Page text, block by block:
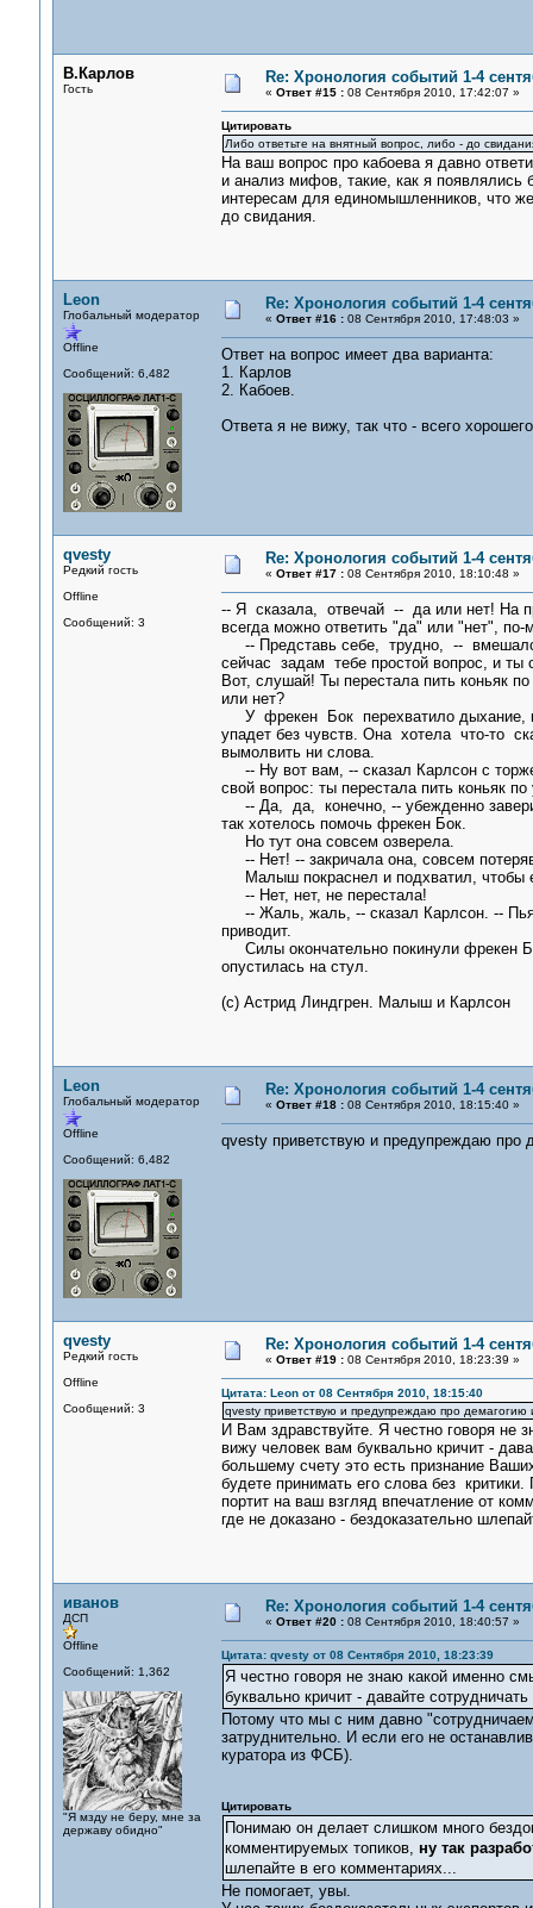
В.Карлов
Гость
Re: Хронология событий 1-4
« Ответ #15 :08 Сентября 2010, 17:42:07 »
Цитировать
Либо ответьте на внятный вопрос, либо - до
На ваш вопрос про кабоева я давно
и анализ мифов, такие, как я появлялись
интересам для единомышленников, что
до свидания.
Leon
Глобальный модератор
Offline
Сообщений: 6,482
Re: Хронология событий 1-4
« Ответ #16 :08 Сентября 2010, 17:48:03 »
Ответ на вопрос имеет два варианта:
1. Карлов
2. Кабоев.
Ответа я не вижу, так что - всего
qvesty
Редкий гость
Offline
Сообщений: 3
Re: Хронология событий 1-4
« Ответ #17 :08 Сентября 2010, 18:10:48 »
-- Я сказала, отвечай -- да или нет! На
всегда можно ответить "да" или "нет", по-
-- Представь себе, трудно, --
сейчас задам тебе простой вопрос, и ты
Вот, слушай! Ты перестала пить коньяк
или нет?
У фрекен Бок перехватило дыхание,
упадет без чувств. Она хотела что-то
вымолвить ни слова.
-- Ну вот вам, -- сказал Карлсон с
свой вопрос: ты перестала пить коньяк по
-- Да, да, конечно, -- убежденно
так хотелось помочь фрекен Бок.
Но тут она совсем озверела.
-- Нет! -- закричала она, совсем
Малыш покраснел и подхватил, чтобы
-- Нет, нет, не перестала!
-- Жаль, жаль, -- сказал Карлсон. --
приводит.
Силы окончательно покинули фрекен
опустилась на стул.
(c) Астрид Линдгрен. Малыш и Карлсон
Leon
Глобальный модератор
Offline
Сообщений: 6,482
Re: Хронология событий 1-4
« Ответ #18 :08 Сентября 2010, 18:15:40 »
qvesty приветствую и предупреждаю про
qvesty
Редкий гость
Offline
Сообщений: 3
Re: Хронология событий 1-4
« Ответ #19 :08 Сентября 2010, 18:23:39 »
Цитата: Leon от 08 Сентября 2010, 18:15:40
qvesty приветствую и предупреждаю про демагогию
И Вам здравствуйте. Я честно говоря
вижу человек вам буквально кричит -
большему счету это есть признание
будете принимать его слова без
портит на ваш взгляд впечатление от
где не доказано - бездоказательно
иванов
ДСП
Offline
Сообщений: 1,362
"Я мзду не беру, мне за
державу обидно"
Re: Хронология событий 1-4
« Ответ #20 :08 Сентября 2010, 18:40:57 »
Цитата: qvesty от 08 Сентября 2010, 18:23:39
Я честно говоря не знаю какой именно
буквально кричит - давайте
Потому что мы с ним давно
затруднительно. И если его не
куратора из ФСБ).
Цитировать
Понимаю он делает слишком много
комментируемых топиков, ну так
шлепайте в его комментариях...
Не помогает, увы.